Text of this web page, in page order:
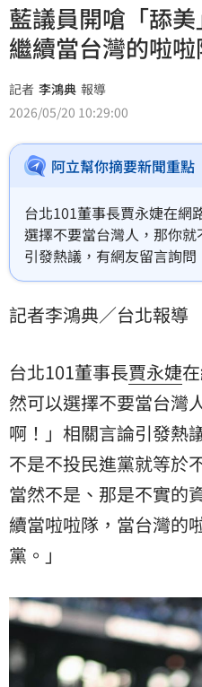
藍議員開嗆「舔
繼續當台灣的啦啦
記者 李鴻典 報導
2026/05/20 10:29:00
阿立幫你摘要新聞重點
台北101董事長賈永婕在網
選擇不要當台灣人，那你
引發熱議，有網友留言詢
不愛台灣？賈永婕回答，
任何政黨。」
記者李鴻典／台北報導
台北101董事長賈永婕
然可以選擇不要當台灣
啊！」相關言論引發熱
不是不投民進黨就等於
當然不是、那是不實的
續當啦啦隊，當台灣的
黨。」